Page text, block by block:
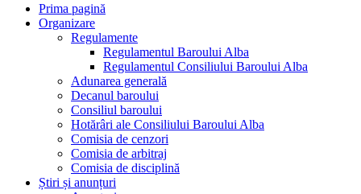
Prima pagină
Organizare
Regulamente
Regulamentul Baroului Alba
Regulamentul Consiliului Baroului Alba
Adunarea generală
Decanul baroului
Consiliul baroului
Hotărâri ale Consiliului Baroului Alba
Comisia de cenzori
Comisia de arbitraj
Comisia de disciplină
Știri și anunțuri